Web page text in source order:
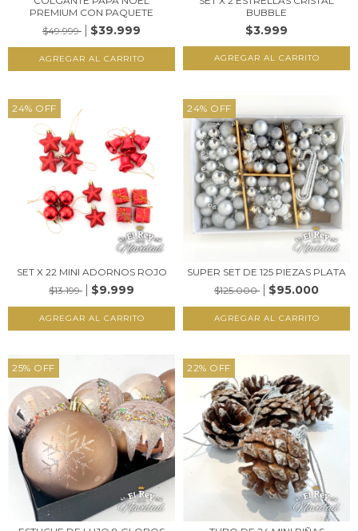
PREMIUM CON PAQUETE
$49.999
$39.999
BUBBLE
$3.999
24% OFF
SET X 22 MINI ADORNOS ROJO
$13.199
$9.999
24% OFF
SUPER SET DE 125 PIEZAS PLATA
$125.000
$95.000
25% OFF 22% OFF